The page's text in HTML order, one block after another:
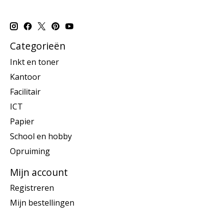
Categorieën
Inkt en toner
Kantoor
Facilitair
ICT
Papier
School en hobby
Opruiming
Mijn account
Registreren
Mijn bestellingen